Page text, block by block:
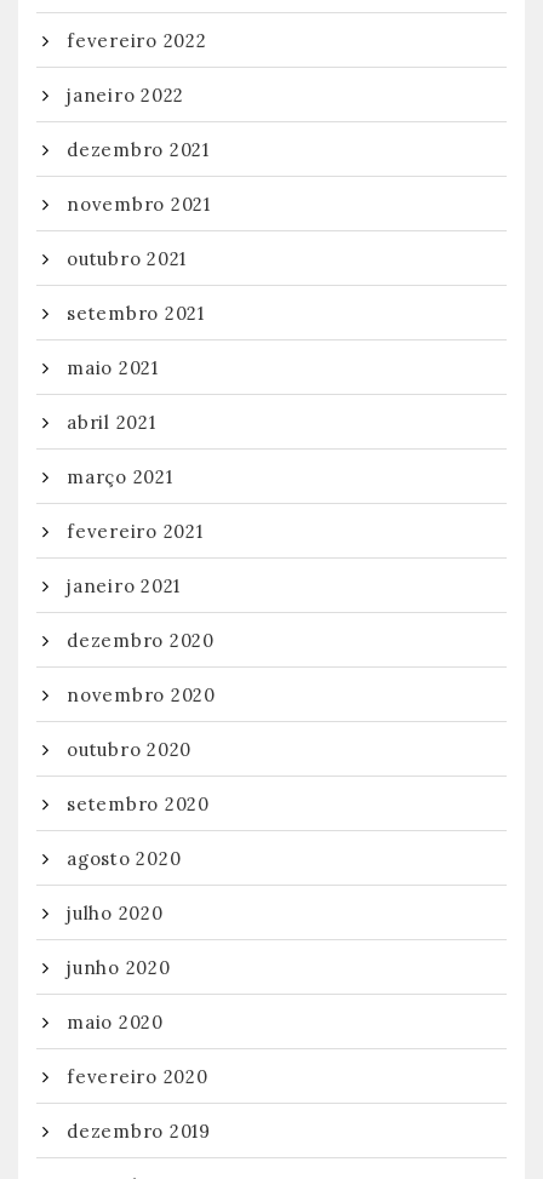
fevereiro 2022
janeiro 2022
dezembro 2021
novembro 2021
outubro 2021
setembro 2021
maio 2021
abril 2021
março 2021
fevereiro 2021
janeiro 2021
dezembro 2020
novembro 2020
outubro 2020
setembro 2020
agosto 2020
julho 2020
junho 2020
maio 2020
fevereiro 2020
dezembro 2019